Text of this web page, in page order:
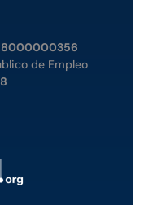
8000000356
de Empleo